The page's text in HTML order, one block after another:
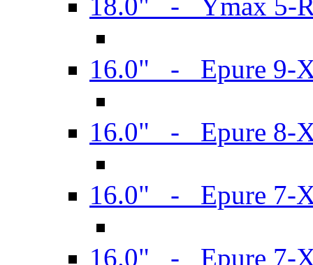
16.0" - Epure 9-
16.0" - Epure 8-
16.0" - Epure 7-
16.0" - Epure 7-